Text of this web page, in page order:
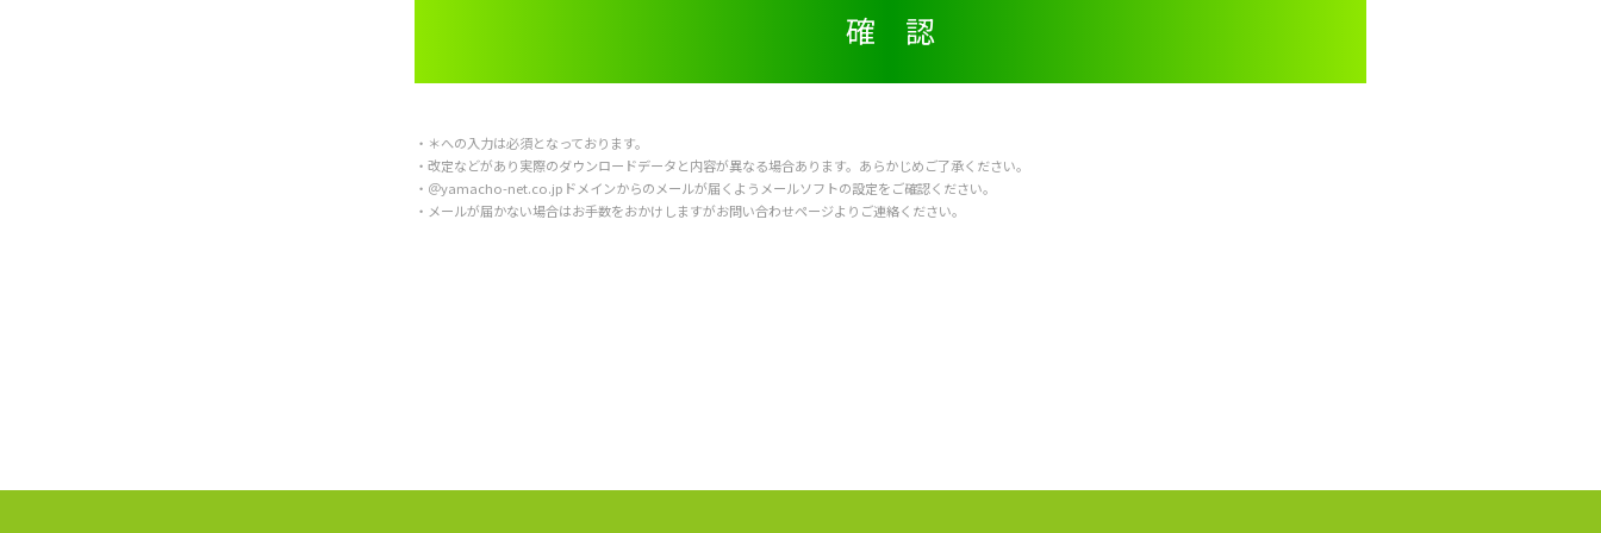
・＊への入力は必須となっております。
・改定などがあり実際のダウンロードデータと内容が異なる場合あります。あらかじめご了承ください。
・＠yamacho-net.co.jpドメインからのメールが届くようメールソフトの設定をご確認ください。
・メールが届かない場合はお手数をおかけしますがお問い合わせページよりご連絡ください。